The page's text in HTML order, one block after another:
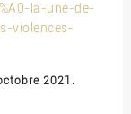
la-une-de-
violences-
2021.